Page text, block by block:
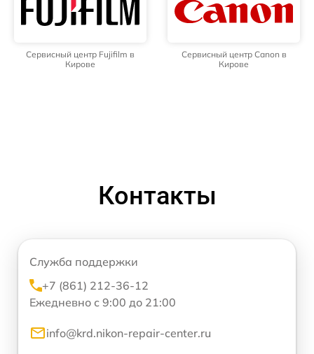
Сервисный центр Fujifilm в
Кирове
Сервисный центр Canon в
Кирове
Контакты
Служба поддержки
+7 (861) 212-36-12
Ежедневно с 9:00 до 21:00
info@krd.nikon-repair-center.ru